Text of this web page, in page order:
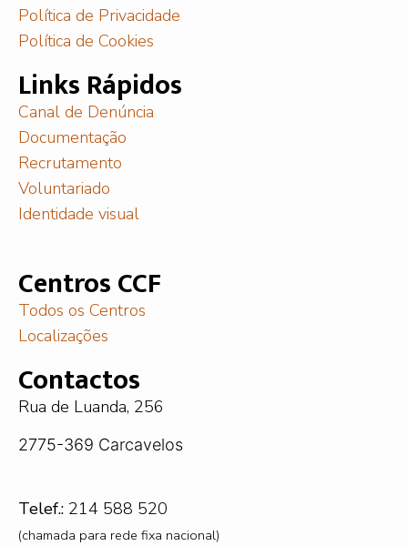
Política de Privacidade
Política de Cookies
Links Rápidos
Canal de Denúncia
Documentação
Recrutamento
Voluntariado
Identidade visual
Centros CCF
Todos os Centros
Localizações
Contactos
Rua de Luanda, 256
2775-369 Carcavelos
Telef.: 214 588 520
(chamada para rede fixa nacional)